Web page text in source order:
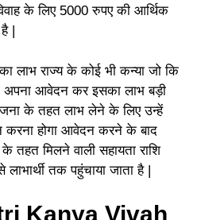
के लिए 5000 रुपए की आर्थिक
|
लाभ राज्य के कोई भी कन्या जो कि
आवेदन कर इसका लाभ बड़ी
के तहत लाभ लेने के लिए उन्हें
होगा आवेदन करने के बाद
के तहत मिलने वाली सहायता राशि
तक पहुंचाया जाता है |
Kanya Vivah